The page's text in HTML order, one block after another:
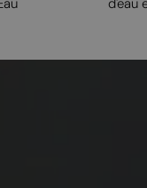
d'eau